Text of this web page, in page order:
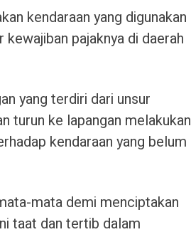
kendaraan yang digunakan
pajaknya di daerah
yang terdiri dari unsur
turun ke lapangan melakukan
kendaraan yang belum
mata demi menciptakan
taat dan tertib dalam